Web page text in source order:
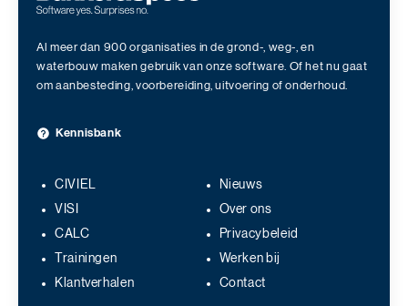
Al meer dan 900 organisaties in de grond-, weg-, en
waterbouw maken gebruik van onze software. Of het nu gaat
om aanbesteding, voorbereiding, uitvoering of onderhoud.
Kennisbank
CIVIEL
VISI
CALC
Trainingen
Klantverhalen
Nieuws
Over ons
Privacybeleid
Werken bij
Contact